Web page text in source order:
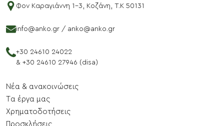
Φον Καραγιάννη 1-3, Κοζάνη, T.K 50131
info@anko.gr / anko@anko.gr
+30 24610 24022
& +30 24610 27946 (disa)
Νέα & ανακοινώσεις
Tα έργα μας
Xρηματοδοτήσεις
Προσκλήσεις